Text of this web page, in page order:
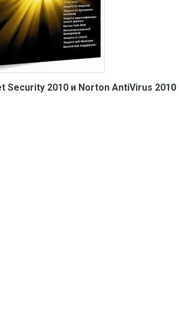
Security 2010 и Norton AntiVirus